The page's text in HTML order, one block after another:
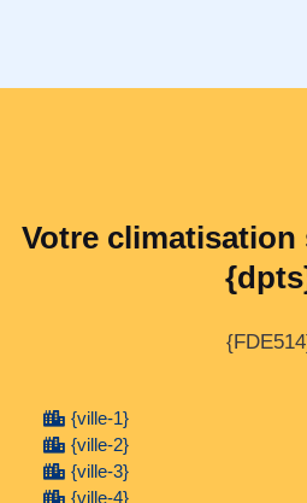
Votre climatisation
{ville-1}
{ville-2}
{ville-3}
{ville-4}